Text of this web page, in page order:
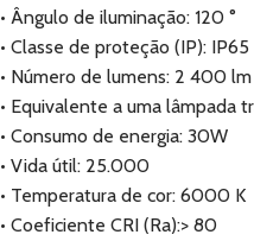
• Ângulo de iluminação: 120 °
• Classe de proteção (IP): IP65
• Número de lumens: 2 400 lm
• Equivalente a uma lâmpada
• Consumo de energia: 30W
• Vida útil: 25.000
• Temperatura de cor: 6000 K
• Coeficiente CRI (Ra):> 80